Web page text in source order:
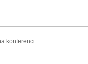
konferenci